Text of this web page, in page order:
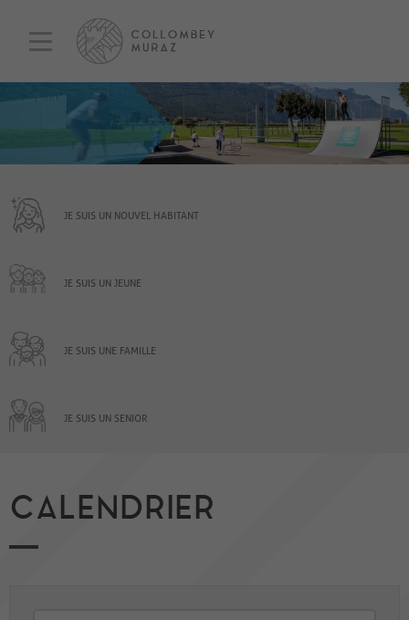
JE SUIS UN NOUVEL HABITANT
JE SUIS UN JEUNE
JE SUIS UNE FAMILLE
JE SUIS UN SENIOR
CALENDRIER